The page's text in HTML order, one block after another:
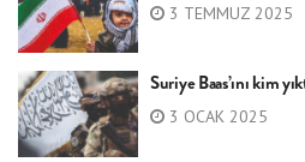
3 TEMMUZ 2025
Suriye Baas’ını kim
3 OCAK 2025